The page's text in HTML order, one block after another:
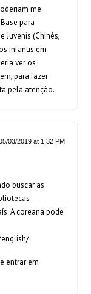
me
para
Juvenis (Chinês,
infantis em
ver os
para fazer
pela atenção.
03/2019 at 1:32 PM
buscar as
A coreana pode
entrar em